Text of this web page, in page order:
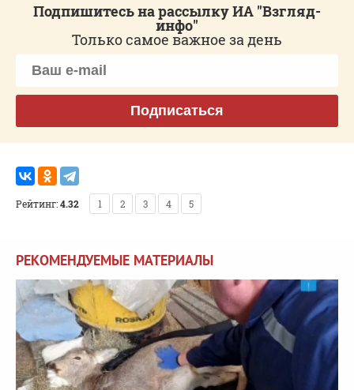
Подпишитесь на рассылку ИА "Взгляд-
инфо"
Только самое важное за день
Подписаться
Рейтинг:4.32 1 2 3 4 5
РЕКОМЕНДУЕМЫЕ МАТЕРИАЛЫ